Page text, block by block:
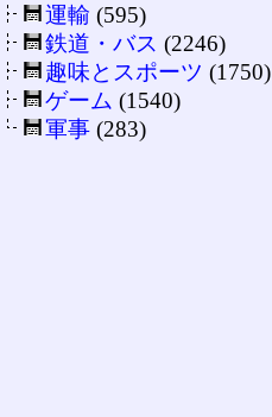
運輸 (595)
鉄道・バス (2246)
趣味とスポーツ (1750)
ゲーム (1540)
軍事 (283)